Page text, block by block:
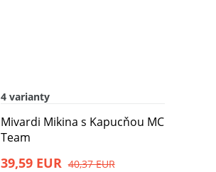
4 varianty
Mivardi Mikina s Kapucňou MC
Team
39,59 EUR 40,37 EUR